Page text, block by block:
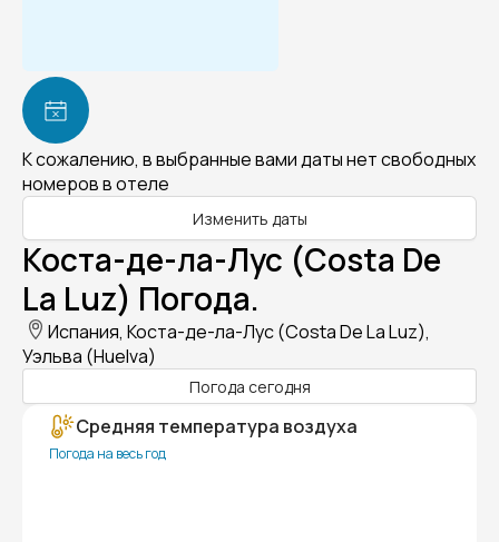
К сожалению, в выбранные вами даты нет свободных
номеров в отеле
Изменить даты
Коста-де-ла-Лус (Costa De
La Luz) Погода.
Испания, Коста-де-ла-Лус (Costa De La Luz),
Уэльва (Huelva)
Погода сегодня
Средняя температура воздуха
Погода на весь год